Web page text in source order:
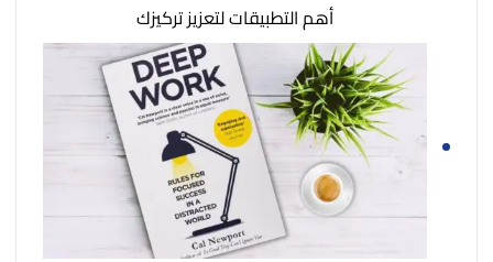
أهم التطبيقات لتعزيز تركيزك